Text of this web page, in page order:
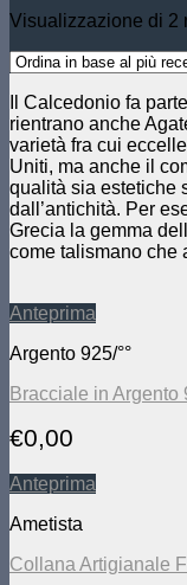
Visualizzazione di 2
Il Calcedonio fa
rientrano anche
varietà fra cui
Uniti, ma anche il
qualità sia estetiche
dall’antichità. Per
Grecia la gemma
come talismano che
Anteprima
Argento 925/°°
Bracciale in
€0,00
Anteprima
Ametista
Collana Artigianale